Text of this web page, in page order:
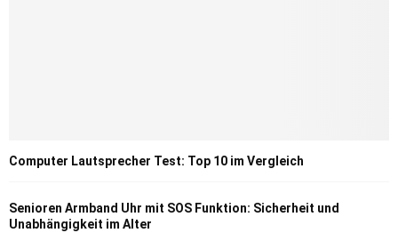
Computer Lautsprecher Test: Top 10 im Vergleich
Senioren Armband Uhr mit SOS Funktion: Sicherheit und
Unabhängigkeit im Alter